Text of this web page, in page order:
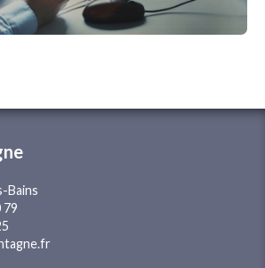
Bains
79